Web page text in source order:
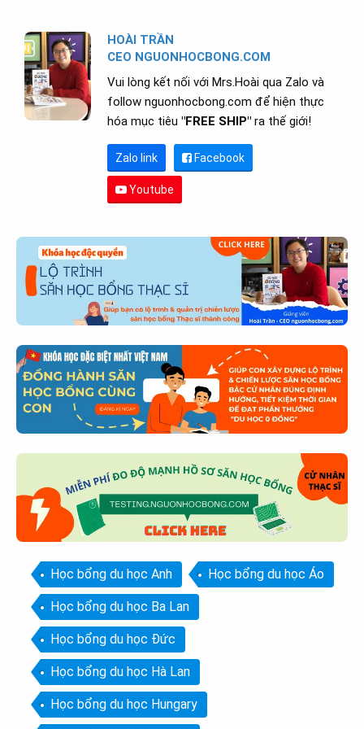
HOÀI TRẦN
CEO NGUONHOCBONG.COM
Vui lòng kết nối với Mrs.Hoài qua Zalo và
follow nguonhocbong.com để hiện thực
hóa mục tiêu "FREE SHIP" ra thế giới!
Zalo link Facebook
Youtube
Học bổng du học Anh Học bổng du học Áo
Học bổng du học Ba Lan
Học bổng du học Đức
Học bổng du học Hà Lan
Học bổng du học Hungary